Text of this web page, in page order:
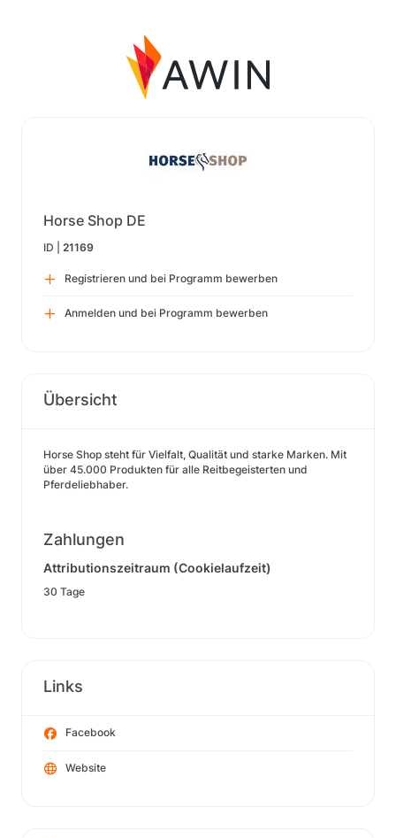
Horse Shop DE
ID | 21169
Registrieren und bei Programm bewerben
Anmelden und bei Programm bewerben
Übersicht
Horse Shop steht für Vielfalt, Qualität und starke Marken. Mit
über 45.000 Produkten für alle Reitbegeisterten und
Pferdeliebhaber.
Zahlungen
Attributionszeitraum (Cookielaufzeit)
30 Tage
Links
Facebook
Website